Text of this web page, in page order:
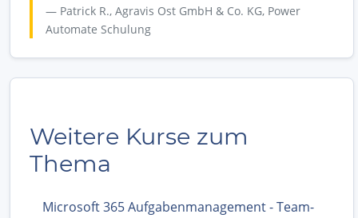
Patrick R., Agravis Ost GmbH & Co. KG, Power
Automate Schulung
Weitere Kurse zum
Thema
Microsoft 365 Aufgabenmanagement - Team-